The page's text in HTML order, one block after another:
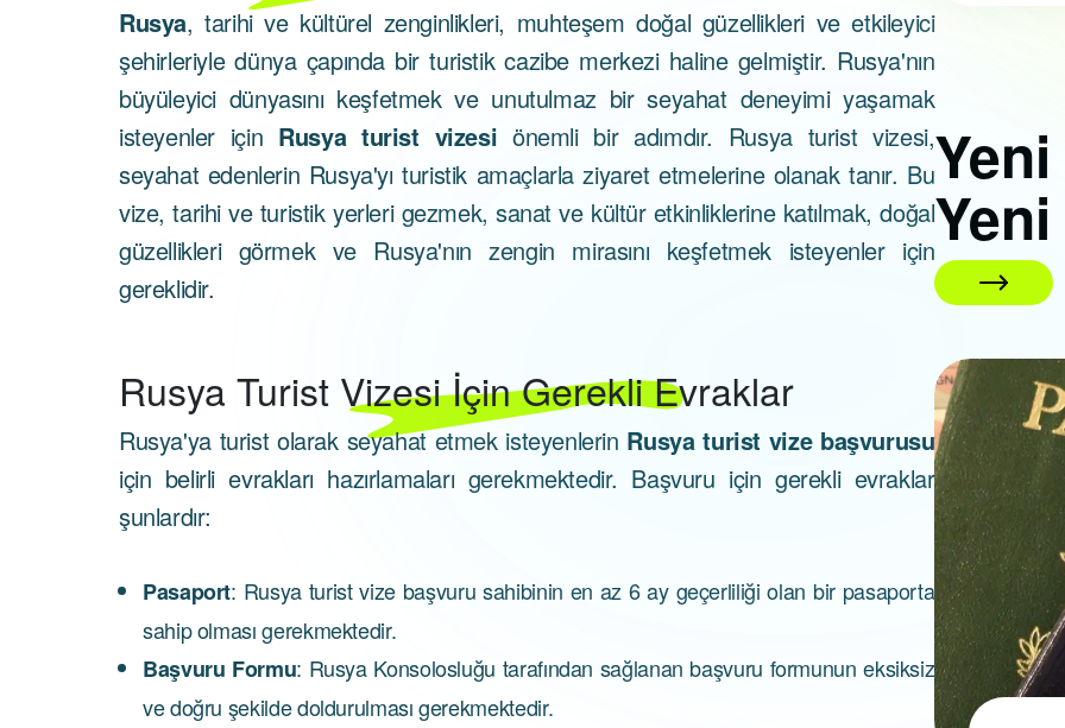
Rusya, tarihi ve kültürel zenginlikleri, muhteşem doğal güzellikleri ve etkileyici
şehirleriyle dünya çapında bir turistik cazibe merkezi haline gelmiştir. Rusya'nın
büyüleyici dünyasını keşfetmek ve unutulmaz bir seyahat deneyimi yaşamak
isteyenler için Rusya turist vizesi önemli bir adımdır. Rusya turist vizesi,
seyahat edenlerin Rusya'yı turistik amaçlarla ziyaret etmelerine olanak tanır. Bu
vize, tarihi ve turistik yerleri gezmek, sanat ve kültür etkinliklerine katılmak, doğal
güzellikleri görmek ve Rusya'nın zengin mirasını keşfetmek isteyenler için
gereklidir.
RusyaTurist Vizesi İçin Gerekli Evraklar
Rusya'ya turist olarak seyahat etmek isteyenlerin Rusya turist vize başvurusu
için belirli evrakları hazırlamaları gerekmektedir. Başvuru için gerekli evraklar
şunlardır:
Pasaport: Rusya turist vize başvuru sahibinin en az 6 ay geçerliliği olan bir pasaporta
sahip olması gerekmektedir.
Başvuru Formu: Rusya Konsolosluğu tarafından sağlanan başvuru formunun eksiksiz
ve doğru şekilde doldurulması gerekmektedir.
Yeni
01 Nisan 2026